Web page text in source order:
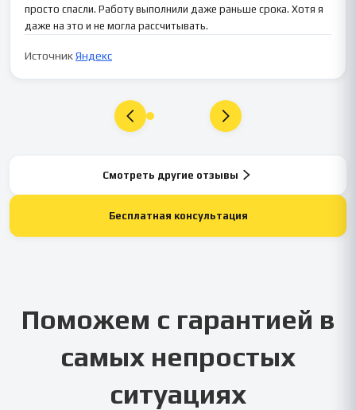
просто спасли. Работу выполнили даже раньше срока. Хотя я
даже на это и не могла рассчитывать.
ИсточникЯндекс
Смотреть другие отзывы
Бесплатная консультация
Поможем с гарантией в
самых непростых
ситуациях